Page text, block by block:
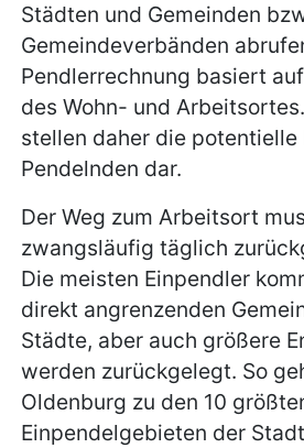
Städten und Gemeinden
Gemeindeverbänden
Pendlerrechnung basiert
des Wohn- und
stellen daher die
Pendelnden dar.
Der Weg zum Arbeitsort
zwangsläufig täglich
Die meisten Einpendler
direkt angrenzenden
Städte, aber auch größere
werden zurückgelegt. So
Oldenburg zu den 10
Einpendelgebieten der